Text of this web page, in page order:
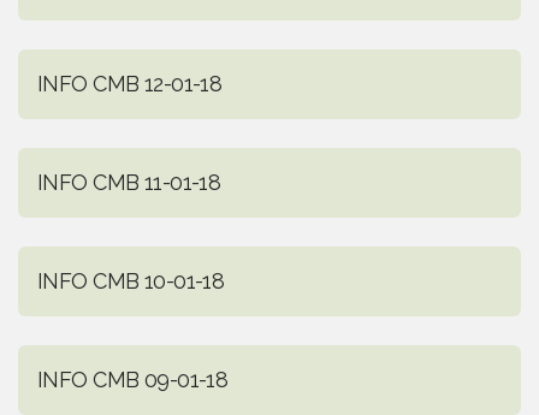
INFO CMB 12-01-18
INFO CMB 11-01-18
INFO CMB 10-01-18
INFO CMB 09-01-18